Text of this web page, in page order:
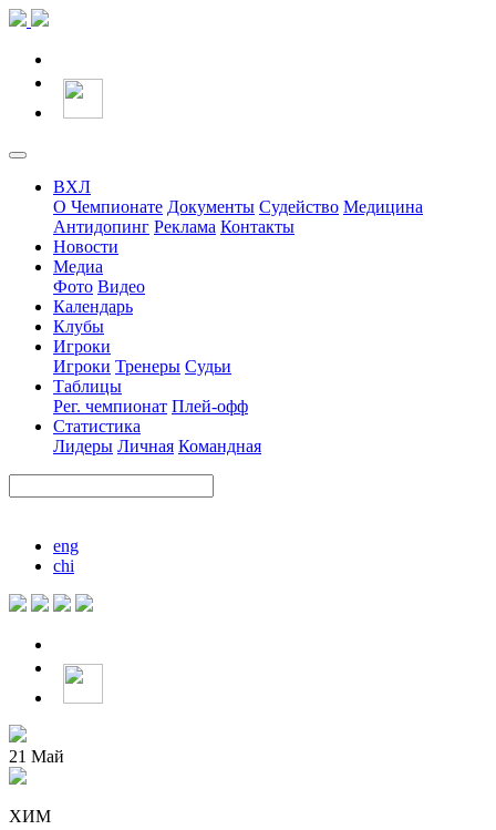
ВХЛ
О Чемпионате Документы Судейство Медицина
Антидопинг Реклама Контакты
Новости
Медиа
Фото Видео
Календарь
Клубы
Игроки
Игроки Тренеры Судьи
Таблицы
Рег. чемпионат Плей-офф
Статистика
Лидеры Личная Командная
eng
chi
21 Май
ХИМ